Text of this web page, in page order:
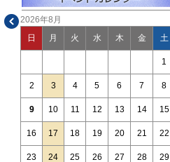
2026年8月
日 月 火 水 木 金 土
1
2 3 4 5 6 7 8
9 10 11 12 13 14 15
16 17 18 19 20 21 22
23 24 25 26 27 28 29